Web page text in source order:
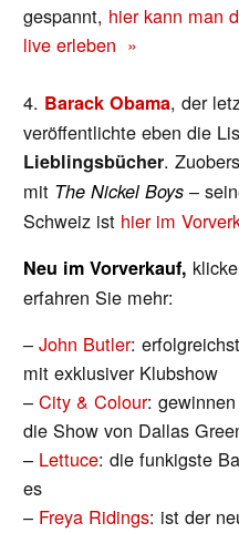
gespannt, hier kann man
live erleben »
4. Barack Obama, der
veröffentlichte eben die
Lieblingsbücher.
mit The Nickel Boys –
Schweiz ist hier im
Neu im Vorverkauf,
erfahren Sie mehr:
–John Butler:
mit exklusiver Klubshow
–City & Colour:
die Show von Dallas
– Lettuce: die funkigste
es
– Freya Ridings: ist der